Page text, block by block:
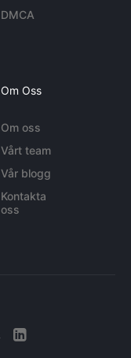
DMCA
Om Oss
Om oss
Vårt team
Vår blogg
Kontakta
oss